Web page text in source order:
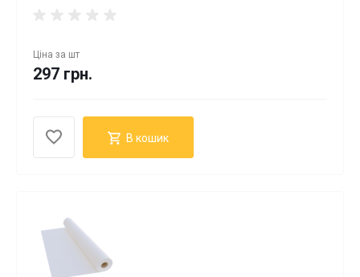
Ціна за шт
297 грн.
В кошик